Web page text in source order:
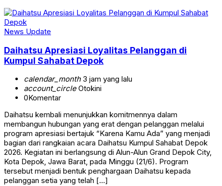
News Update
Daihatsu Apresiasi Loyalitas Pelanggan di
Kumpul Sahabat Depok
calendar_month3 jam yang lalu
account_circleOtokini
0Komentar
Daihatsu kembali menunjukkan komitmennya dalam
membangun hubungan yang erat dengan pelanggan melalui
program apresiasi bertajuk “Karena Kamu Ada” yang menjadi
bagian dari rangkaian acara Daihatsu Kumpul Sahabat Depok
2026. Kegiatan ini berlangsung di Alun-Alun Grand Depok City,
Kota Depok, Jawa Barat, pada Minggu (21/6). Program
tersebut menjadi bentuk penghargaan Daihatsu kepada
pelanggan setia yang telah […]